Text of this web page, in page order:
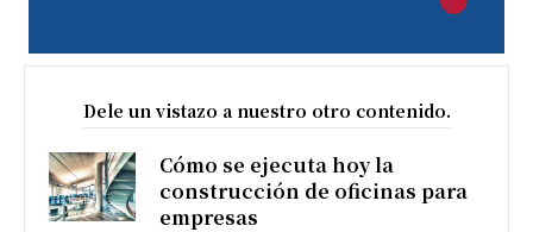
Dele un vistazo a nuestro otro contenido.
Cómo se ejecuta hoy la
construcción de oficinas para
empresas